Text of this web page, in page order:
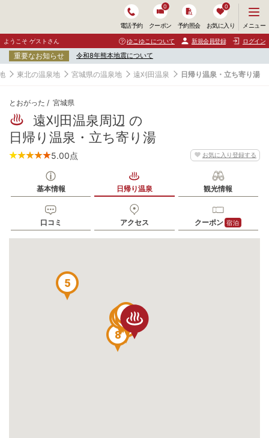
電話予約 クーポン
0
予約照会 お気に入り
0
ニ
ュ
ー
開
く
メニュー
ようこそ ゲストさん ゆこゆこについて 新規会員登録 ログイン
重要なお知らせ 令和8年熊本地震について
東北の温泉地 宮城県の温泉地 遠刈田温泉 日帰り温泉・立ち寄り湯
とおがった 宮城県
遠刈田温泉周辺 の
日帰り温泉・立ち寄り湯
お気に入り登録する
5.00点
基本情報 日帰り温泉 観光情報
口コミ アクセス クーポン 宿泊
12
3
5
6
7
8
9